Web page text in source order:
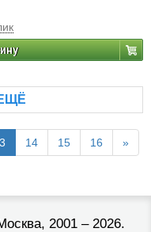
14 15 16 »
2001 – 2026.